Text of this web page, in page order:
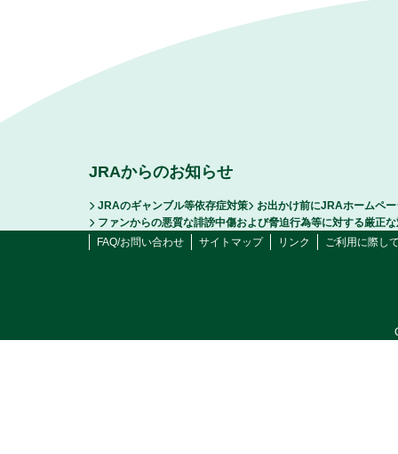
JRAからのお知らせ
JRAのギャンブル等依存症対策
お出かけ前にJRAホームペ
ファンからの悪質な誹謗中傷および脅迫行為等に対する厳正
FAQ/お問い合わせ
サイトマップ リンク ご利用に際し